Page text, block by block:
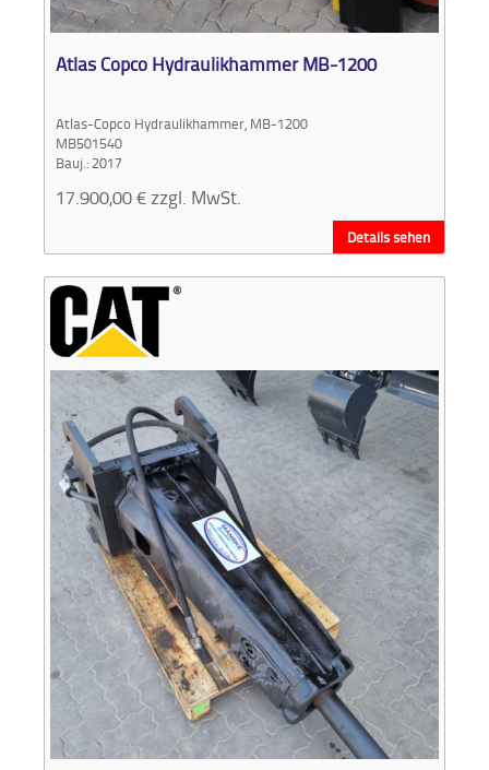
Aktionen
und
Angebote
Anfahrt
Atlas Copco Hydraulikhammer MB-1200
Atlas-Copco Hydraulikhammer, MB-1200
MB501540
Bauj.: 2017
17.900,00€ zzgl. MwSt.
Details sehen